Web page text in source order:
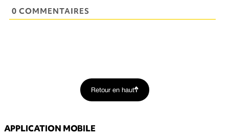
0 COMMENTAIRES
Retour en haut
APPLICATION MOBILE